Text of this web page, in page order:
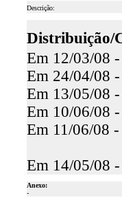
Descrição:
Distribuição/
Em 12/03/08
Em 24/04/08
Em 13/05/08
Em 10/06/08
Em 11/06/08
Em 14/05/08 -
Anexo:
-